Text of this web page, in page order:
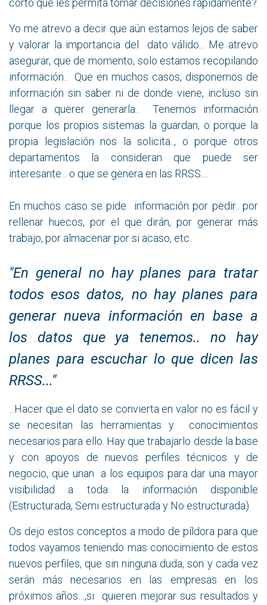
corto que les permita tomar decisiones rápidamente?
Yo me atrevo a decir que aún estamos lejos de saber
y valorar la importancia del dato válido... Me atrevo
asegurar, que de momento, solo estamos recopilando
información.. Que en muchos casos, disponemos de
información sin saber ni de donde viene, incluso sin
llegar a querer generarla.. Tenemos información
porque los propios sistemas la guardan, o porque la
propia legislación nos la solicita.., o porque otros
departamentos la consideran que puede ser
interesante... o que se genera en las RRSS....
En muchos caso se pide información por pedir.. por
rellenar huecos, por el que dirán, por generar más
trabajo, por almacenar por si acaso, etc.
"En general no hay planes para tratar
todos esos datos, no hay planes para
generar nueva información en base a
los datos que ya tenemos.. no hay
planes para escuchar lo que dicen las
RRSS..."
...Hacer que el dato se convierta en valor no es fácil y
se necesitan las herramientas y conocimientos
necesarios para ello. Hay que trabajarlo desde la base
y con apoyos de nuevos perfiles técnicos y de
negocio, que unan a los equipos para dar una mayor
visibilidad a toda la información disponible
(Estructurada, Semi estructurada y No estructurada)
Os dejo estos conceptos a modo de píldora para que
todos vayamos teniendo mas conocimiento de estos
nuevos perfiles, que sin ninguna duda, son y cada vez
serán más necesarios en las empresas en los
próximos años…,si quieren mejorar sus resultados y